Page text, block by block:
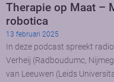
Therapie op Maat –
robotica
13 februari 2025
In deze podcast spreekt
Verheij (Radboudumc,
van Leeuwen (Leids